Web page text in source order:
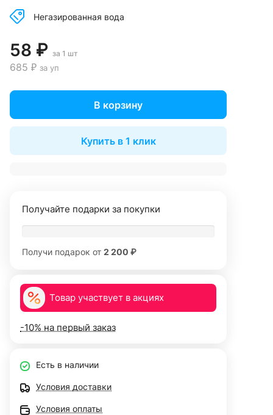
Негазированная вода
58 ₽ за 1 шт
685 ₽ за уп
В корзину
Купить в 1 клик
Получайте подарки за покупки
Получи подарок от 2 200 ₽
Товар участвует в акциях
-10% на первый заказ
Есть в наличии
Условия доставки
Условия оплаты